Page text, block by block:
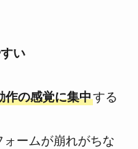
い
作の感覚に集中する
ームが崩れがちな